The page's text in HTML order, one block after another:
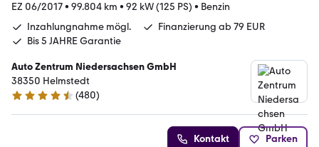
EZ 06/2017• 99.804 km • 92 kW (125 PS) • Benzin
Inzahlungnahme mögl.
Finanzierung ab 79 EUR
Bis 5 JAHRE Garantie
Auto Zentrum Niedersachsen GmbH
38350 Helmstedt
4.5 Sterne
(480)
Kontakt Parken